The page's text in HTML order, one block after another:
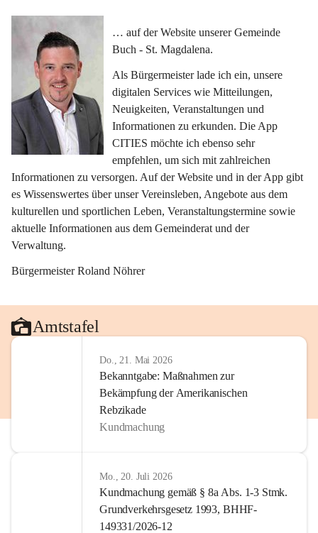
… auf der Website unserer Gemeinde
Buch - St. Magdalena.
Als Bürgermeister lade ich ein, unsere
digitalen Services wie Mitteilungen,
Neuigkeiten, Veranstaltungen und
Informationen zu erkunden. Die App
CITIES möchte ich ebenso sehr
empfehlen, um sich mit zahlreichen
Informationen zu versorgen. Auf der Website und in der App gibt
es Wissenswertes über unser Vereinsleben, Angebote aus dem
kulturellen und sportlichen Leben, Veranstaltungstermine sowie
aktuelle Informationen aus dem Gemeinderat und der
Verwaltung.
Bürgermeister Roland Nöhrer
Amtstafel
Do., 21. Mai 2026
Bekanntgabe: Maßnahmen zur
Bekämpfung der Amerikanischen
Rebzikade
Kundmachung
Mo., 20. Juli 2026
Kundmachung gemäß § 8a Abs. 1-3 Stmk.
Grundverkehrsgesetz 1993, BHHF-
149331/2026-12